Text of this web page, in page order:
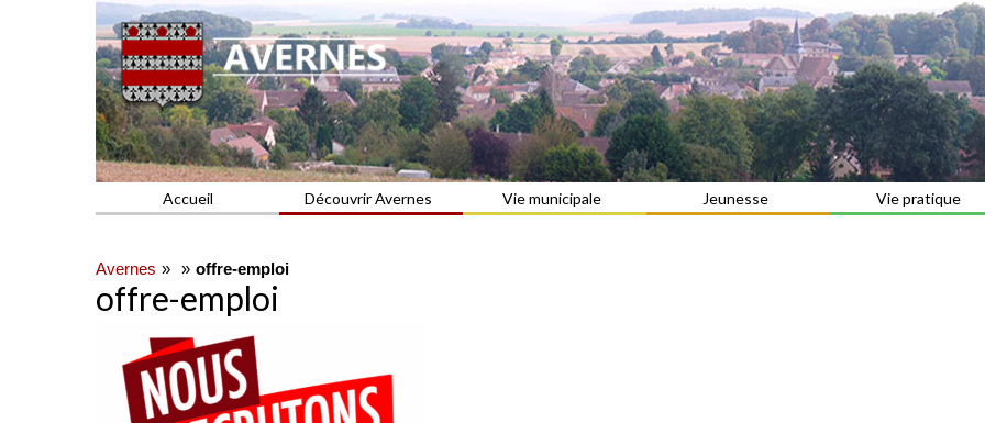
AVERNES
Commune du Val d'Oise
Accueil Découvrir Avernes Vie municipale Jeunesse Vie pratique
Avernes offre-emploi
offre-emploi